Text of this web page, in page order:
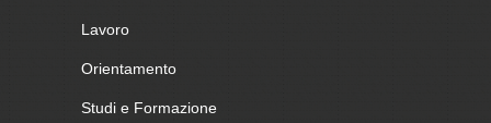
Lavoro
Orientamento
Studi e Formazione